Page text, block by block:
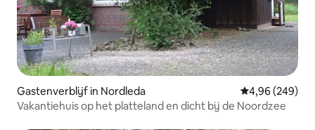
Gastenverblijf in Nordleda Gemiddelde
4,96 (249)
Vakantiehuis op het platteland en dicht bij de Noordzee